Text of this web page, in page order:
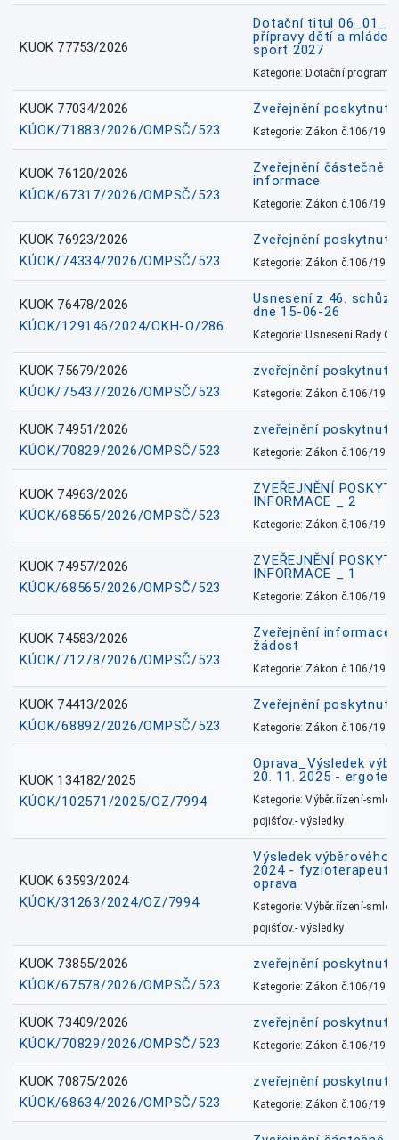
KUOK 77753/2026
Dotační titul
přípravy dětí a
sport 2027
Kategorie: Dotační
KUOK 77034/2026
KÚOK/71883/2026/OMPSČ/523
Zveřejnění
Kategorie: Zákon č.106/1999
KUOK 76120/2026
KÚOK/67317/2026/OMPSČ/523
Zveřejnění částečně
informace
Kategorie: Zákon č.106/1999
KUOK 76923/2026
KÚOK/74334/2026/OMPSČ/523
Zveřejnění
Kategorie: Zákon č.106/1999
KUOK 76478/2026
KÚOK/129146/2024/OKH-O/286
Usnesení z 46.
dne 15-06-26
Kategorie: Usnesení Rady
KUOK 75679/2026
KÚOK/75437/2026/OMPSČ/523
zveřejnění
Kategorie: Zákon č.106/1999
KUOK 74951/2026
KÚOK/70829/2026/OMPSČ/523
zveřejnění
Kategorie: Zákon č.106/1999
KUOK 74963/2026
KÚOK/68565/2026/OMPSČ/523
ZVEŘEJNĚNÍ
INFORMACE _ 2
Kategorie: Zákon č.106/1999
KUOK 74957/2026
KÚOK/68565/2026/OMPSČ/523
ZVEŘEJNĚNÍ
INFORMACE _ 1
Kategorie: Zákon č.106/1999
KUOK 74583/2026
KÚOK/71278/2026/OMPSČ/523
Zveřejnění informace
žádost
Kategorie: Zákon č.106/1999
KUOK 74413/2026
KÚOK/68892/2026/OMPSČ/523
Zveřejnění
Kategorie: Zákon č.106/1999
KUOK 134182/2025
KÚOK/102571/2025/OZ/7994
Oprava_Výsledek
20. 11. 2025 -
Kategorie: Výběr.řízení-
pojišťov.- výsledky
KUOK 63593/2024
KÚOK/31263/2024/OZ/7994
Výsledek výběrového
2024 - fyzioterapeut,
oprava
Kategorie: Výběr.řízení-
pojišťov.- výsledky
KUOK 73855/2026
KÚOK/67578/2026/OMPSČ/523
zveřejnění
Kategorie: Zákon č.106/1999
KUOK 73409/2026
KÚOK/70829/2026/OMPSČ/523
zveřejnění
Kategorie: Zákon č.106/1999
KUOK 70875/2026
KÚOK/68634/2026/OMPSČ/523
zveřejnění
Kategorie: Zákon č.106/1999